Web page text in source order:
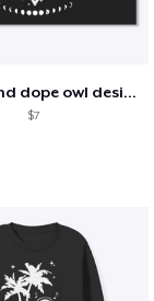
spooky and dope owl design
$7